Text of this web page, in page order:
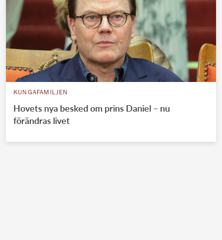
KUNGAFAMILJEN
Hovets nya besked om prins Daniel – nu
förändras livet